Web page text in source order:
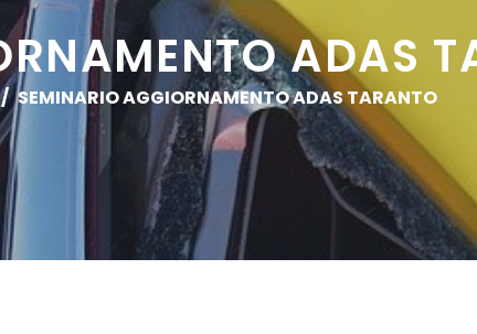
ADAS
SEMINARIO AGGIORNAMENTO ADAS TARANTO